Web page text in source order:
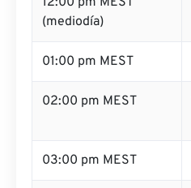
(mediodía)
01:00 pm MEST
02:00 pm MEST
03:00 pm MEST